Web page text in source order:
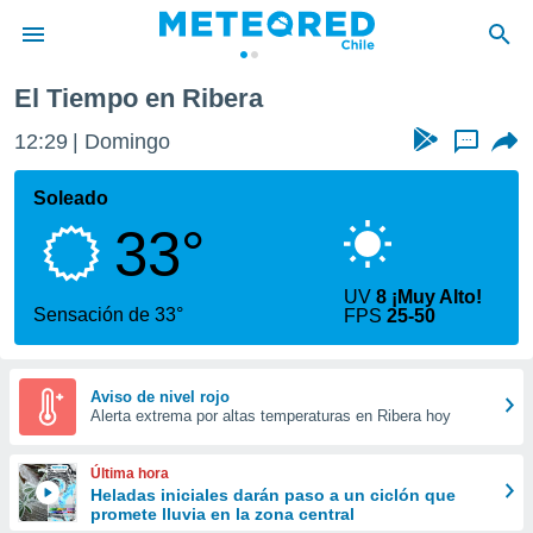
de
por
que se
calidad.
a este
las
y
forma
digital
basada
El Tiempo en Ribera
12:29 Domingo ...
Soleado
33°
Sensación de 33°
UV8 ¡Muy Alto!
FPS25-50
Aviso de nivel rojo
Alerta extrema por altas temperaturas en Ribera hoy
Última hora
Heladas iniciales darán paso a un ciclón que
promete lluvia en la zona central